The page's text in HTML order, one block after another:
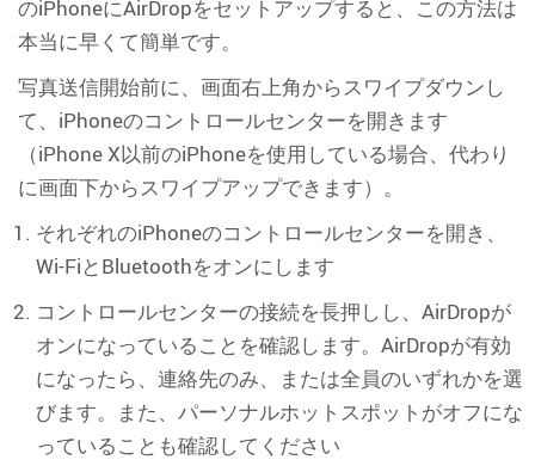
のiPhoneにAirDropをセットアップすると、この方法は
本当に早くて簡単です。
写真送信開始前に、画面右上角からスワイプダウンし
て、iPhoneのコントロールセンターを開きます
（iPhone X以前のiPhoneを使用している場合、代わり
に画面下からスワイプアップできます）。
それぞれのiPhoneのコントロールセンターを開き、
Wi-FiとBluetoothをオンにします
コントロールセンターの接続を長押しし、AirDropが
オンになっていることを確認します。AirDropが有効
になったら、連絡先のみ、または全員のいずれかを選
びます。また、パーソナルホットスポットがオフにな
っていることも確認してください